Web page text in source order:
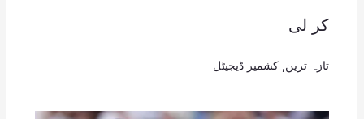
کر لی
تازہ ترین کشمیر ڈیجیٹل